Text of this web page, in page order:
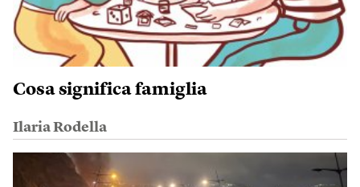
Cosa significa famiglia
Ilaria Rodella